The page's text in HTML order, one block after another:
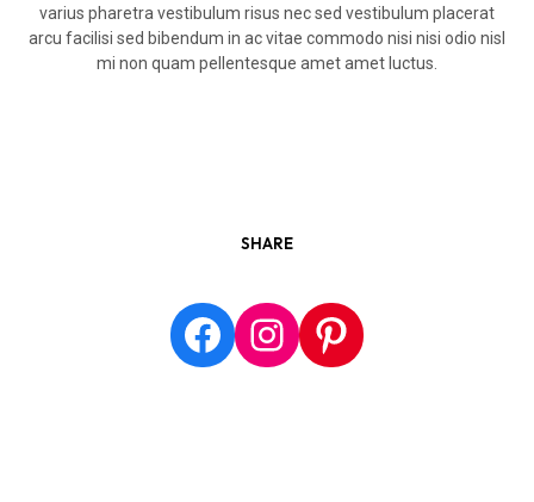
varius pharetra vestibulum risus nec sed vestibulum placerat
arcu facilisi sed bibendum in ac vitae commodo nisi nisi odio nisl
mi non quam pellentesque amet amet luctus.
SHARE
Facebook
Instagram
Pinterest